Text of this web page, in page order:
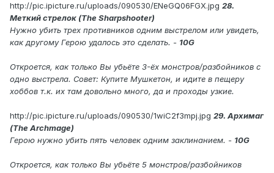
http://pic.ipicture.ru/uploads/090530/ENeGQ06FGX.jpg 28.
Меткий стрелок (The Sharpshooter)
Нужно убить трех противников одним выстрелом или увидеть,
как другому Герою удалось это сделать. - 10G
Откроется, как только Вы убьёте 3-ёх монстров/разбойников с
одно выстрела. Совет: Купите Мушкетон, и идите в пещеру
хоббов т.к. их там довольно много, да и проходы узкие.
http://pic.ipicture.ru/uploads/090530/1wiC2f3mpj.jpg 29. Архимаг
(The Archmage)
Герою нужно убить пять человек одним заклинанием. - 10G
Откроется, как только Вы убьёте 5 монстров/разбойников